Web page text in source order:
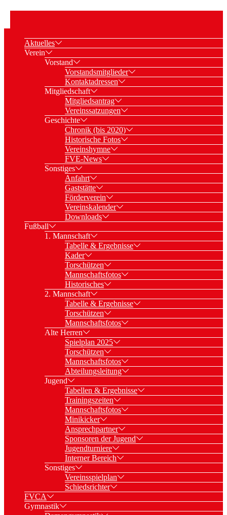
Aktuelles
Verein
Vorstand
Vorstandsmitglieder
Kontaktadressen
Mitgliedschaft
Mitgliedsantrag
Vereinssatzungen
Geschichte
Chronik (bis 2020)
Historische Fotos
Vereinshymne
FVE-News
Sonstiges
Anfahrt
Gaststätte
Förderverein
Vereinskalender
Downloads
Fußball
1. Mannschaft
Tabelle & Ergebnisse
Kader
Torschützen
Mannschaftsfotos
Historisches
2. Mannschaft
Tabelle & Ergebnisse
Torschützen
Mannschaftsfotos
Alte Herren
Spielplan 2025
Torschützen
Mannschaftsfotos
Abteilungsleitung
Jugend
Tabellen & Ergebnisse
Trainingszeiten
Mannschaftsfotos
Minikicker
Ansprechpartner
Sponsoren der Jugend
Jugendturniere
Interner Bereich
Sonstiges
Vereinsspielplan
Schiedsrichter
FVCA
Gymnastik